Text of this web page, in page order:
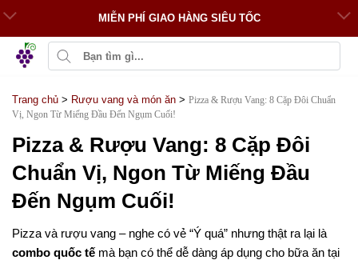
MIỄN PHÍ GIAO HÀNG SIÊU TỐC
Trang chủ > Rượu vang và món ăn > Pizza & Rượu Vang: 8 Cặp Đôi Chuẩn
Vị, Ngon Từ Miếng Đầu Đến Ngụm Cuối!
Pizza & Rượu Vang: 8 Cặp Đôi
Chuẩn Vị, Ngon Từ Miếng Đầu
Đến Ngụm Cuối!
Pizza và rượu vang – nghe có vẻ “Ý quá” nhưng thật ra lại là
combo quốc tế mà bạn có thể dễ dàng áp dụng cho bữa ăn tại